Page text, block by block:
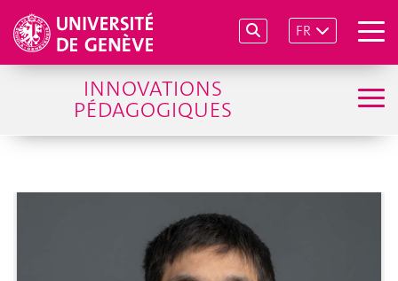
FR
INNOVATIONS
PÉDAGOGIQUES